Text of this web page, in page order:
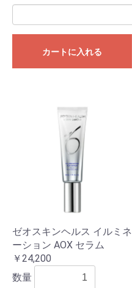
カートに入れる
ゼオスキンヘルス イルミネ
ーション AOX セラム
￥24,200
数量